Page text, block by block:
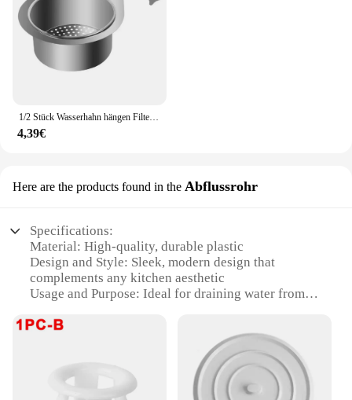
1/2 Stück Wasserhahn hängen Filter korb Edelstahl Eck spüle Sieb Küchen spüle Abfluss korb Schwan Abfluss regal für Spüle
4,39€
Here are the products found in the Abflussrohr
Specifications:
Material: High-quality, durable plastic
Design and Style: Sleek, modern design that
complements any kitchen aesthetic
Usage and Purpose: Ideal for draining water from
Performance and Property: Efficient drainage with a
Shape or Size or Weight or Quantity: Standardized
dimensions for easy installation and compatibility
Applicable People: Suitable for both homeowners